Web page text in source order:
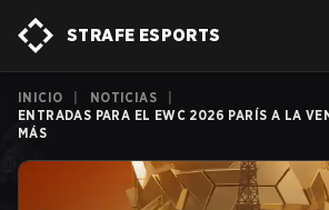
STRAFE ESPORTS
INICIO NOTICIAS
ENTRADAS PARA EL EWC 2026 PARÍS A LA
MÁS